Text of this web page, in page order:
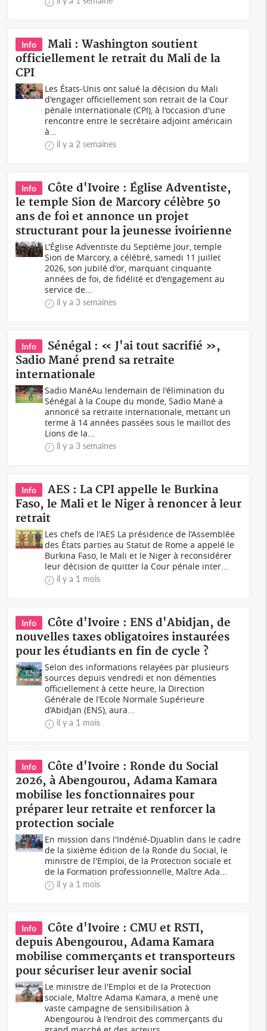
Info
Mali : Washington soutient
officiellement le retrait du Mali de la
CPI
Les États-Unis ont salué la décision du Mali
d'engager officiellement son retrait de la Cour
pénale internationale (CPI), à l'occasion d'une
rencontre entre le secrétaire adjoint américain
à...
il y a 2 semaines
Info
Côte d'Ivoire : Église Adventiste,
le temple Sion de Marcory célèbre 50
ans de foi et annonce un projet
structurant pour la jeunesse ivoirienne
L'Église Adventiste du Septième Jour, temple
Sion de Marcory, a célébré, samedi 11 juillet
2026, son jubilé d'or, marquant cinquante
années de foi, de fidélité et d'engagement au
service de...
il y a 3 semaines
Info
Sénégal : « J'ai tout sacrifié »,
Sadio Mané prend sa retraite
internationale
Sadio ManéAu lendemain de l'élimination du
Sénégal à la Coupe du monde, Sadio Mané a
annoncé sa retraite internationale, mettant un
terme à 14 années passées sous le maillot des
Lions de la...
il y a 3 semaines
Info
AES : La CPI appelle le Burkina
Faso, le Mali et le Niger à renoncer à leur
retrait
Les chefs de l'AES La présidence de l’Assemblée
des États parties au Statut de Rome a appelé le
Burkina Faso, le Mali et le Niger à reconsidérer
leur décision de quitter la Cour pénale inter...
il y a 1 mois
Info
Côte d'Ivoire : ENS d'Abidjan, de
nouvelles taxes obligatoires instaurées
pour les étudiants en fin de cycle ?
Selon des informations relayées par plusieurs
sources depuis vendredi et non démenties
officiellement à cette heure, la Direction
Générale de l’Ecole Normale Supérieure
d’Abidjan (ENS), aura...
il y a 1 mois
Info
Côte d'Ivoire : Ronde du Social
2026, à Abengourou, Adama Kamara
mobilise les fonctionnaires pour
préparer leur retraite et renforcer la
protection sociale
En mission dans l'Indénié-Djuablin dans le cadre
de la sixième édition de la Ronde du Social, le
ministre de l'Emploi, de la Protection sociale et
de la Formation professionnelle, Maître Ada...
il y a 1 mois
Info
Côte d'Ivoire : CMU et RSTI,
depuis Abengourou, Adama Kamara
mobilise commerçants et transporteurs
pour sécuriser leur avenir social
Le ministre de l'Emploi et de la Protection
sociale, Maître Adama Kamara, a mené une
vaste campagne de sensibilisation à
Abengourou à l'endroit des commerçants du